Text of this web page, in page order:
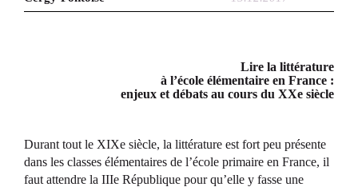
Lire la littérature
à l’école élémentaire en France :
enjeux et débats au cours du XXe siècle
Durant tout le XIXe siècle, la littérature est fort peu présente
dans les classes élémentaires de l’école primaire en France, il
faut attendre la IIIe République pour qu’elle y fasse une